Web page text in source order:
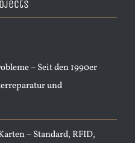
– Seit den 1990er
und
– Standard, RFID,